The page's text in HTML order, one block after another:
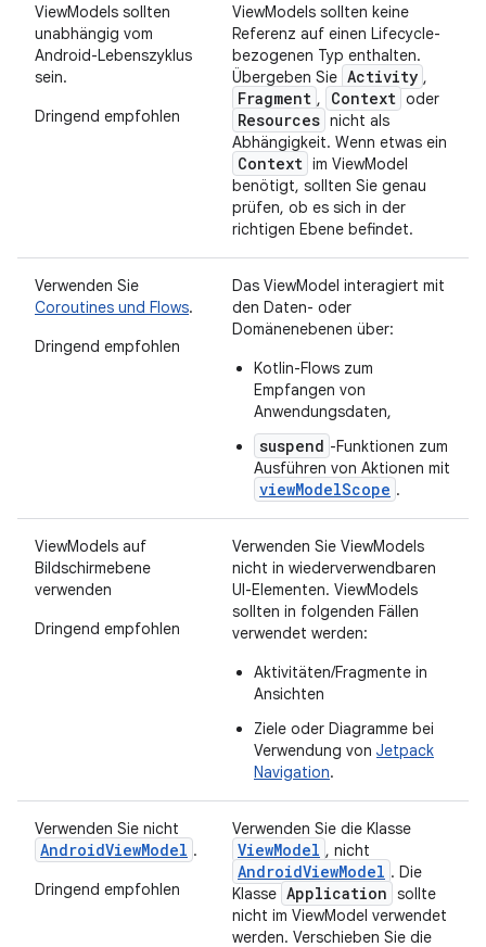
ViewModels sollten
unabhängig vom
Android-Lebenszyklus
sein.
Dringend empfohlen
ViewModels sollten keine
Referenz auf einen Lifecycle-
bezogenen Typ enthalten.
Übergeben Sie Activity ,
Fragment , Context oder
Resources nicht als
Abhängigkeit. Wenn etwas ein
Context im ViewModel
benötigt, sollten Sie genau
prüfen, ob es sich in der
richtigen Ebene befindet.
Verwenden Sie
Coroutines und Flows.
Dringend empfohlen
Das ViewModel interagiert mit
den Daten- oder
Domänenebenen über:
Kotlin-Flows zum
Empfangen von
Anwendungsdaten,
suspend -Funktionen zum
Ausführen von Aktionen mit
viewModelScope .
ViewModels auf
Bildschirmebene
verwenden
Dringend empfohlen
Verwenden Sie ViewModels
nicht in wiederverwendbaren
UI-Elementen. ViewModels
sollten in folgenden Fällen
verwendet werden:
Aktivitäten/Fragmente in
Ansichten
Ziele oder Diagramme bei
Verwendung von Jetpack
Navigation.
Verwenden Sie nicht
AndroidViewModel .
Dringend empfohlen
Verwenden Sie die Klasse
ViewModel , nicht
AndroidViewModel . Die
Klasse Application sollte
nicht im ViewModel verwendet
werden. Verschieben Sie die